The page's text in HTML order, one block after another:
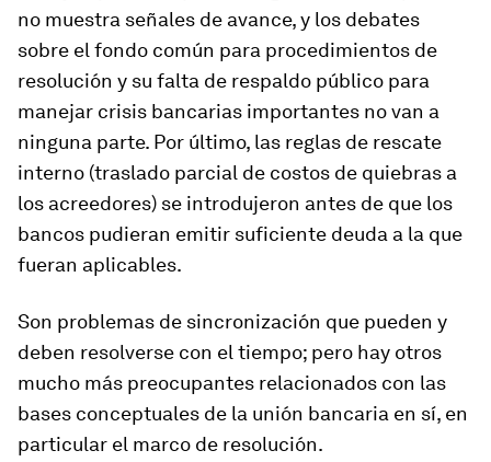
no muestra señales de avance, y los debates
sobre el fondo común para procedimientos de
resolución y su falta de respaldo público para
manejar crisis bancarias importantes no van a
ninguna parte. Por último, las reglas de rescate
interno (traslado parcial de costos de quiebras a
los acreedores) se introdujeron antes de que los
bancos pudieran emitir suficiente deuda a la que
fueran aplicables.
Son problemas de sincronización que pueden y
deben resolverse con el tiempo; pero hay otros
mucho más preocupantes relacionados con las
bases conceptuales de la unión bancaria en sí, en
particular el marco de resolución.